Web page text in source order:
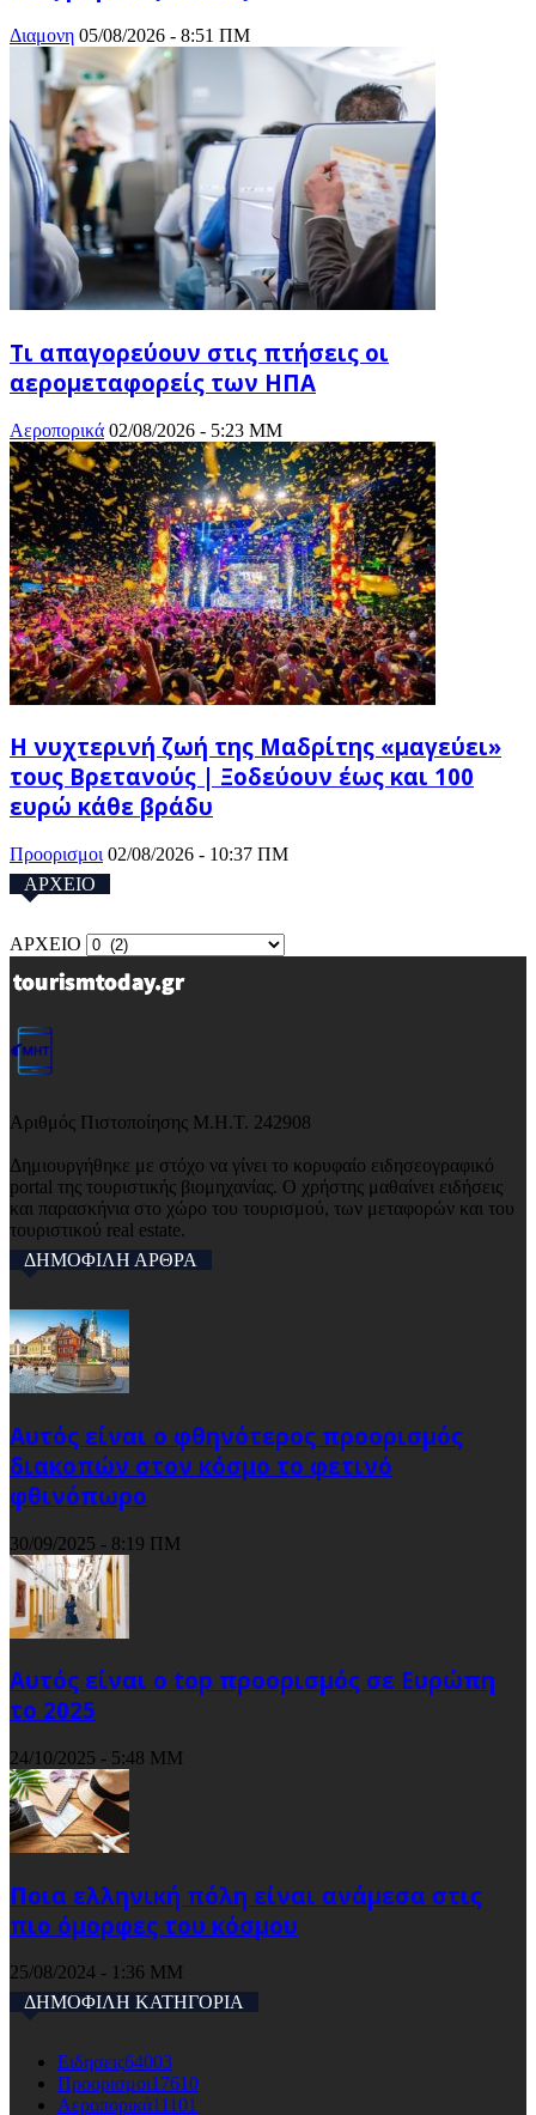
Διαμονη 05/08/2026 - 8:51 ΠΜ
Τι απαγορεύουν στις πτήσεις οι
αερομεταφορείς των ΗΠΑ
Αεροπορικά 02/08/2026 - 5:23 ΜΜ
Η νυχτερινή ζωή της Μαδρίτης «μαγεύει»
τους Βρετανούς | Ξοδεύουν έως και 100
ευρώ κάθε βράδυ
Προορισμοι 02/08/2026 - 10:37 ΠΜ
ΑΡΧΕΙΟ
ΑΡΧΕΙΟ
Αριθμός Πιστοποίησης Μ.Η.Τ. 242908
Δημιουργήθηκε με στόχο να γίνει το κορυφαίο ειδησεογραφικό
portal της τουριστικής βιομηχανίας. Ο χρήστης μαθαίνει ειδήσεις
και παρασκήνια στο χώρο του τουρισμού, των μεταφορών και του
τουριστικού real estate.
ΔΗΜΟΦΙΛΗ ΑΡΘΡΑ
Αυτός είναι ο φθηνότερος προορισμός
διακοπών στον κόσμο το φετινό
φθινόπωρο
30/09/2025 - 8:19 ΠΜ
Αυτός είναι ο top προορισμός σε Ευρώπη
το 2025
24/10/2025 - 5:48 ΜΜ
Ποια ελληνική πόλη είναι ανάμεσα στις
πιο όμορφες του κόσμου
25/08/2024 - 1:36 ΜΜ
ΔΗΜΟΦΙΛΗ ΚΑΤΗΓΟΡΙΑ
Ειδησεις64003
Προορισμοι17610
Αεροπορικά11101